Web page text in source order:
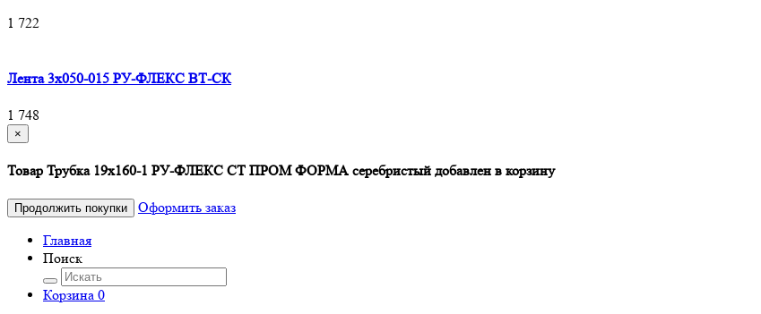
1 722
Лента 3х050-015 РУ-ФЛЕКС ВТ-СК
1 748
×
Товар Трубка 19х160-1 РУ-ФЛЕКС СТ ПРОМ ФОРМА серебристый добавлен в корзину
Продолжить покупки
Оформить заказ
Главная
Поиск
Корзина 0